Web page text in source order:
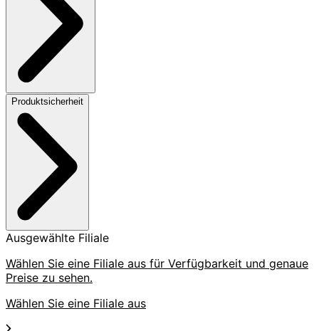
Produktsicherheit
Ausgewählte Filiale
Wählen Sie eine Filiale aus für Verfügbarkeit und genaue
Preise zu sehen.
Wählen Sie eine Filiale aus